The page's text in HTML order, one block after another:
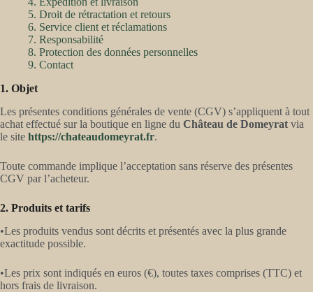
5. Droit de rétractation et retours
6. Service client et réclamations
7. Responsabilité
8. Protection des données personnelles
9. Contact
1. Objet
Les présentes conditions générales de vente (CGV) s’appliquent à tout
achat effectué sur la boutique en ligne du Château de Domeyrat via
le site https://chateaudomeyrat.fr.
Toute commande implique l’acceptation sans réserve des présentes
CGV par l’acheteur.
2. Produits et tarifs
•Les produits vendus sont décrits et présentés avec la plus grande
exactitude possible.
•Les prix sont indiqués en euros (€), toutes taxes comprises (TTC) et
hors frais de livraison.